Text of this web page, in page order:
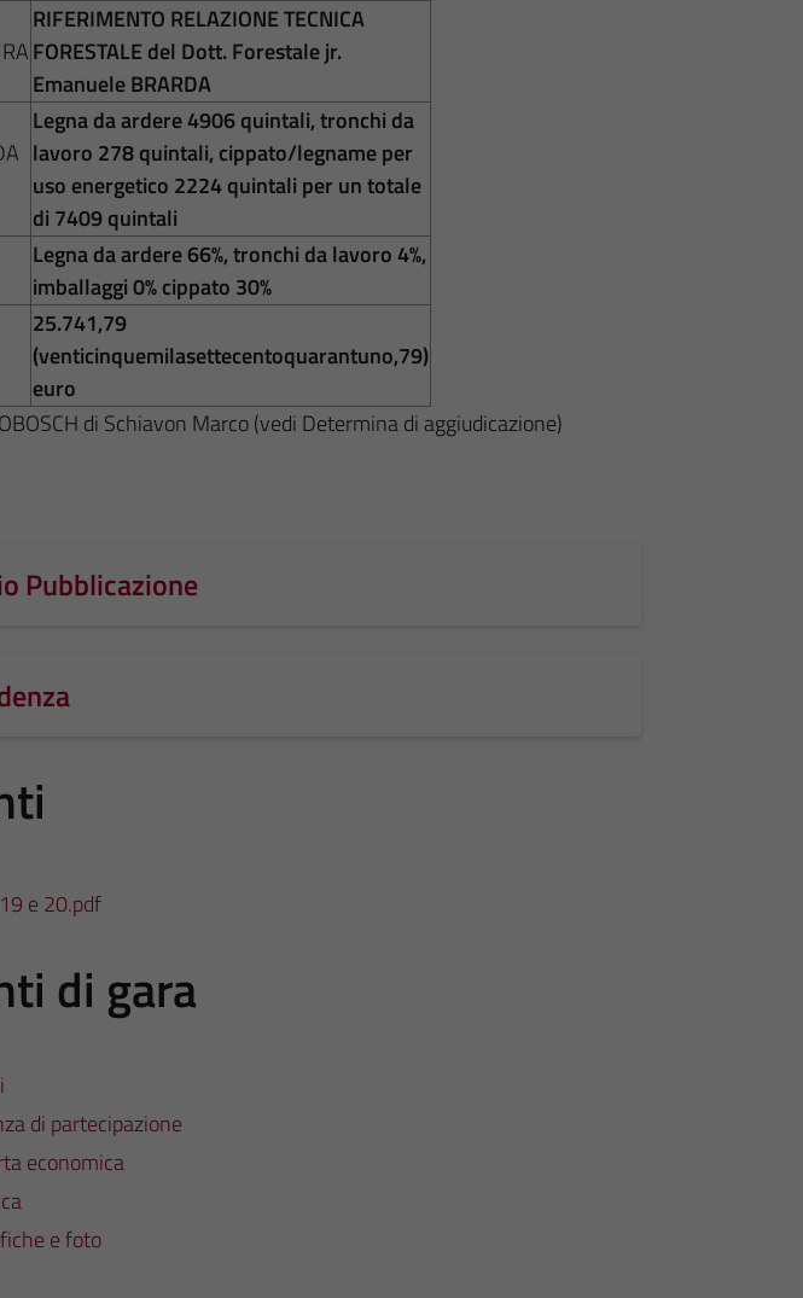
RIFERIMENTO RELAZIONE TECNICA
FORESTALE del Dott. Forestale jr.
Emanuele BRARDA
Legna da ardere 4906 quintali,tronchi da
lavoro 278 quintali, cippato/legname per
uso energetico 2224 quintali per un totale
di 7409 quintali
Legna da ardere 66%, tronchi da lavoro 4%,
imballaggi 0% cippato 30%
25.741,79
(venticinquemilasettecentoquarantuno,79)
euro
di Schiavon Marco (vedi Determina di aggiudicazione)
Pubblicazione
e 20.pdf
di gara
di partecipazione
economica
e foto